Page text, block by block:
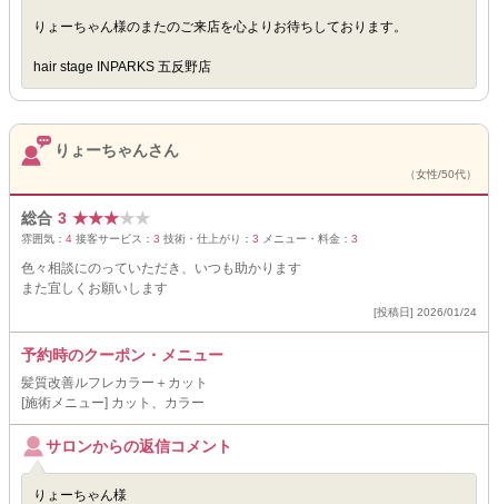
りょーちゃん様のまたのご来店を心よりお待ちしております。
hair stage INPARKS 五反野店
りょーちゃんさん
（女性/50代）
総合 3 ★★★★★
雰囲気： 4 接客サービス： 3 技術・仕上がり： 3 メニュー・料金： 3
色々相談にのっていただき、いつも助かります
また宜しくお願いします
[投稿日] 2026/01/24
予約時のクーポン・メニュー
髪質改善ルフレカラー＋カット
[施術メニュー] カット、カラー
サロンからの返信コメント
りょーちゃん様